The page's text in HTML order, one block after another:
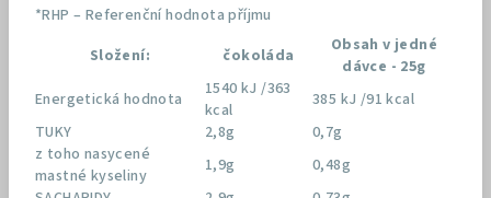
*RHP – Referenční hodnota příjmu
Složení:
čokoláda
Obsah v jedné
dávce - 25g
Energetická hodnota
1540 kJ /363
kcal
385 kJ /91 kcal
TUKY
2,8g
0,7g
z toho nasycené
mastné kyseliny
1,9g
0,48g